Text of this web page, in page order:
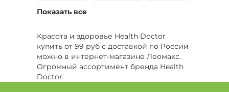
Бренд DOUBLE UP
Бренд MATSUROKU Бренд Naturmed
Бренд ОРГАНИК ЛОГОС Бренд Расцветай
Бренд BRIUT
Показать все
Красота и здоровье Health Doctor
купить от 99 руб с доставкой по России
можно в интернет-магазине Леомакс.
Огромный ассортимент бренда Health
Doctor.